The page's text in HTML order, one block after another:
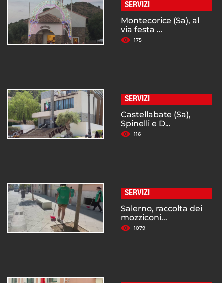
SERVIZI
Montecorice (Sa), al
via festa ...
175
SERVIZI
Castellabate (Sa),
Spinelli e D...
116
SERVIZI
Salerno, raccolta dei
mozziconi...
1079